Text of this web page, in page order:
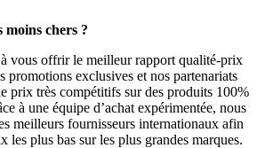
moins chers ?
vous offrir le meilleur rapport qualité-prix
promotions exclusives et nos partenariats
prix très compétitifs sur des produits 100%
à une équipe d’achat expérimentée, nous
meilleurs fournisseurs internationaux afin
les plus bas sur les plus grandes marques.